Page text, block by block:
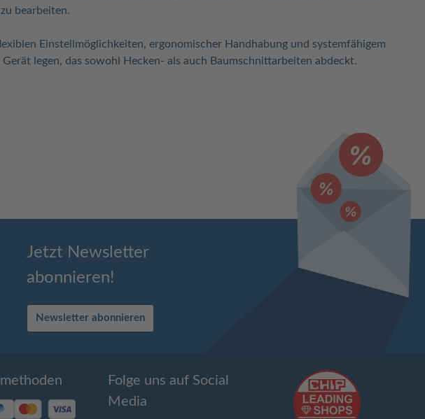
bearbeiten.
Einstellmöglichkeiten, ergonomischer Handhabung und systemfähigem
legen, das sowohl Hecken- als auch Baumschnittarbeiten abdeckt.
Jetzt Newsletter
abonnieren!
Newsletter abonnieren
Folge uns auf Social
Media